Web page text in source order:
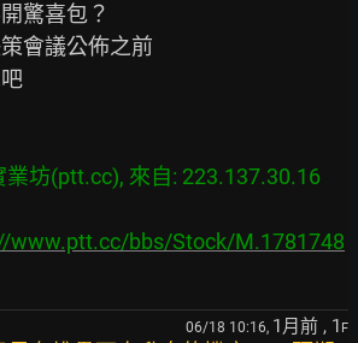
驚喜包？
會議公佈之前
業坊(ptt.cc), 來自: 223.137.30.16
www.ptt.cc/bbs/Stock/M.1781748
06/18 10:16, 1月前 , 1 F